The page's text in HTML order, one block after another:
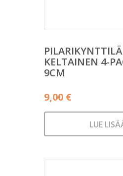
PILARIKYNTTILÄ
KELTAINEN 4-
9CM
9,00 €
LUE